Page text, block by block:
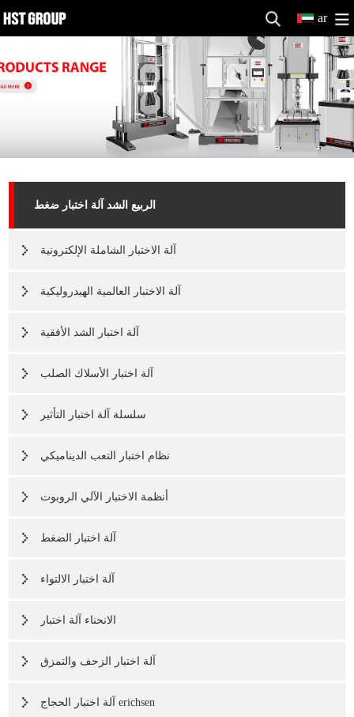
ar
الربيع الشد آلة اختبار ضغط
آلة الاختبار الشاملة الإلكترونية
آلة الاختبار العالمية الهيدروليكية
آلة اختبار الشد الأفقية
آلة اختبار الأسلاك الصلب
سلسلة آلة اختبار التأثير
نظام اختبار التعب الديناميكي
أنظمة الاختبار الآلي الروبوت
آلة اختبار الضغط
آلة اختبار الالتواء
الانحناء آلة اختبار
آلة اختبار الزحف والتمزق
آلة اختبار الحجاج erichsen